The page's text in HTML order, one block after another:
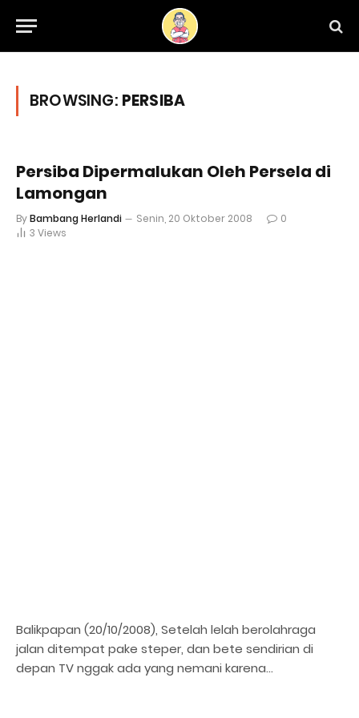
BROWSING: PERSIBA
Persiba Dipermalukan Oleh Persela di
Lamongan
ByBambang Herlandi Senin, 20 Oktober 2008
0
3 Views
Balikpapan (20/10/2008), Setelah lelah berolahraga
jalan ditempat pake steper, dan bete sendirian di
depan TV nggak ada yang nemani karena…